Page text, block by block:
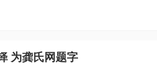
为龚氏网题字